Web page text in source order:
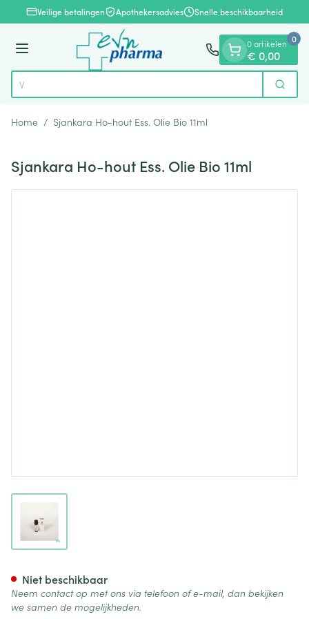
Ga naar de inhoud
1 van 1Veilige betalingen Apothekersadvies Snelle beschikbaarheid
Menu
Product, merk, categorie... Zoek
0 artikelen
€ 0,00
0
Home / Sjankara Ho-hout Ess. Olie Bio 11ml
Sjankara Ho-hout Ess. Olie Bio 11ml
Niet beschikbaar
Neem contact op met ons via telefoon of e-mail, dan bekijken
we samen de mogelijkheden.